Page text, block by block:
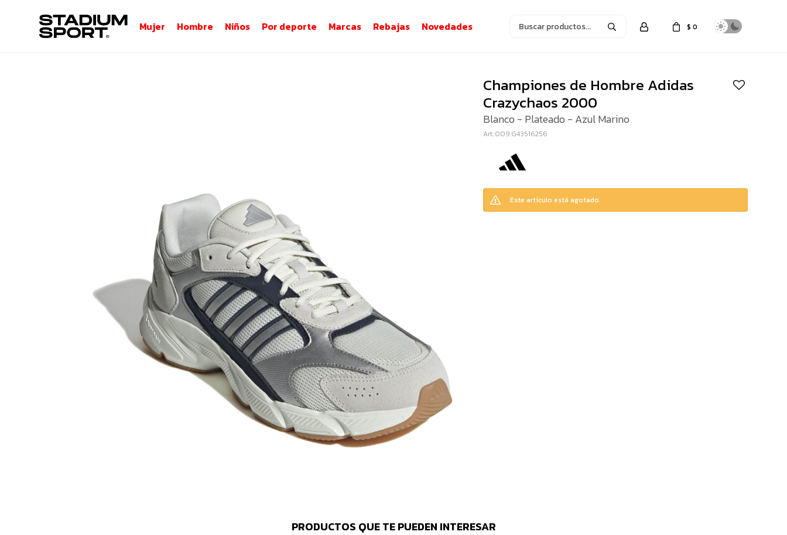
Mujer Hombre Niños Por deporte Marcas Rebajas Novedades $ 0
Championes de Hombre Adidas
Crazychaos 2000
Blanco - Plateado - Azul Marino
009.G43516256
Este artículo está agotado.
PRODUCTOS QUE TE PUEDEN INTERESAR